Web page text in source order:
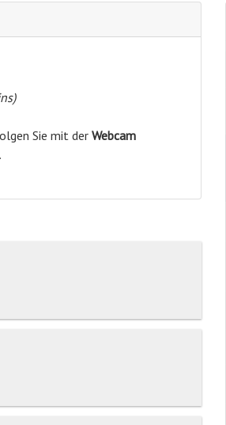
Sie mit derWebcam